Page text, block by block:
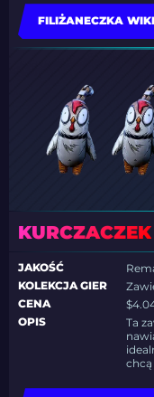
FILIŻANECZKA WIKI
KURCZACZEK
JAKOŚĆ
KOLEKCJA GIER
CENA
OPIS
Ta